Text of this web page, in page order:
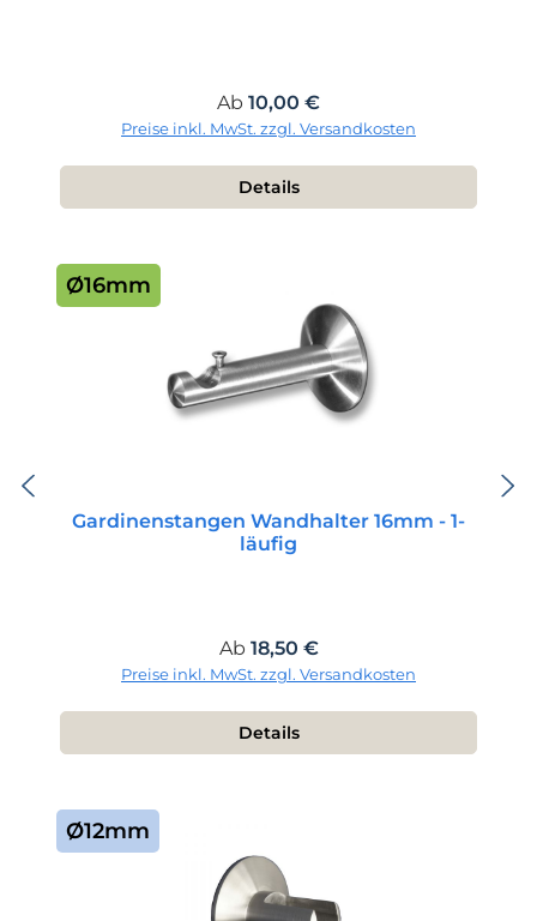
Regulärer Preis:
Ab 10,00 €
Preise inkl. MwSt. zzgl. Versandkosten
Details
Ø16mm
Gardinenstangen Wandhalter 16mm - 1-
läufig
Regulärer Preis:
Ab 18,50 €
Preise inkl. MwSt. zzgl. Versandkosten
Details
Ø12mm